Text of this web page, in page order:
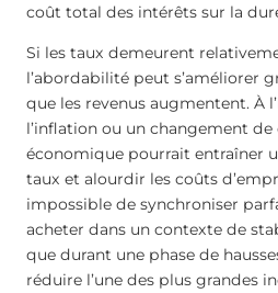
coût total des intérêts sur la
Si les taux demeurent
l’abordabilité peut s’améliorer
que les revenus augmentent. À
l’inflation ou un changement
économique pourrait entraîner
taux et alourdir les coûts
impossible de synchroniser
acheter dans un contexte de
que durant une phase de
réduire l’une des plus grandes